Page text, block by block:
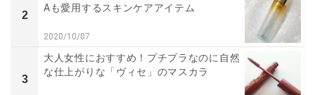
2
Aも愛用するスキンケアアイテム
2020/10/07
3
大人女性におすすめ！プチプラなのに自然
な仕上がりな「ヴィセ」のマスカラ